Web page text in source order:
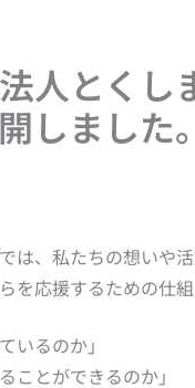
人とくし
しました。
は、私たちの想いや
を応援するための仕
いるのか」
ことができるのか」